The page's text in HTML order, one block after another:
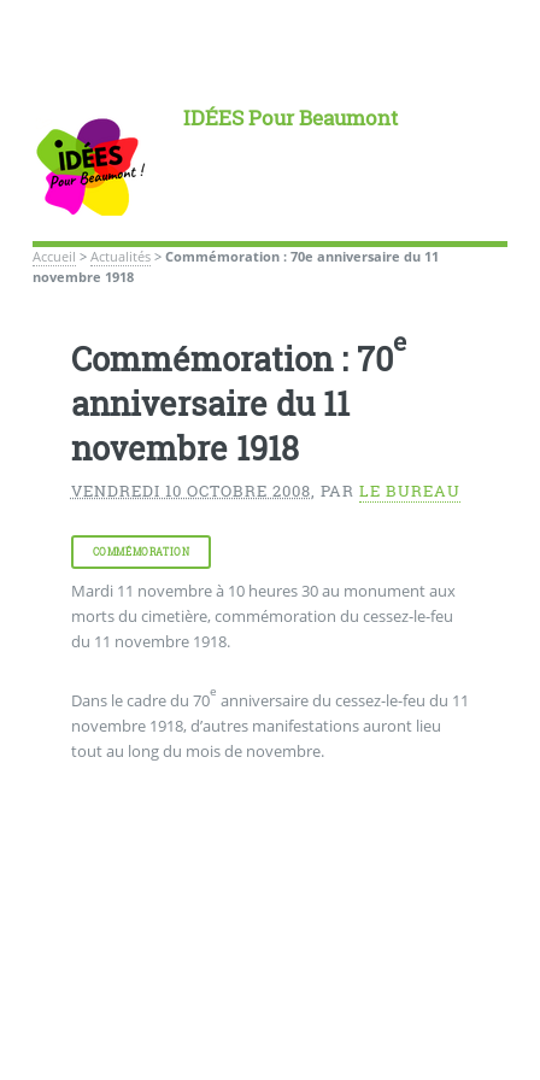
IDÉES Pour Beaumont
Accueil > Actualités> Commémoration : 70e anniversaire du 11
novembre 1918
Commémoration : 70e
anniversaire du 11
novembre 1918
VENDREDI 10 OCTOBRE 2008, PAR LE BUREAU
COMMÉMORATION
Mardi 11 novembre à 10 heures 30 au monument aux
morts du cimetière, commémoration du cessez-le-feu
du 11 novembre 1918.
Dans le cadre du 70e anniversaire du cessez-le-feu du 11
novembre 1918, d’autres manifestations auront lieu
tout au long du mois de novembre.